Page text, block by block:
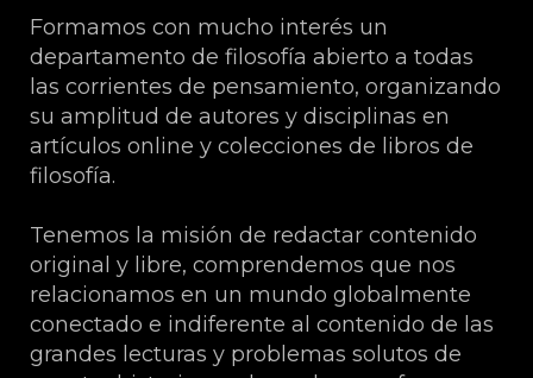
Formamos con mucho interés un
departamento de filosofía abierto a todas
las corrientes de pensamiento, organizando
su amplitud de autores y disciplinas en
artículos online y colecciones de libros de
filosofía.
Tenemos la misión de redactar contenido
original y libre, comprendemos que nos
relacionamos en un mundo globalmente
conectado e indiferente al contenido de las
grandes lecturas y problemas solutos de